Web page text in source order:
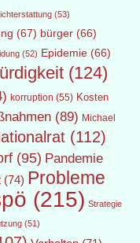
(53)
(67) bürger (66)
(52) Epidemie (66)
(124)
korruption (55) Kosten
(89) Michael
(112)
(95) Pandemie
(74) Probleme
(215) Strategie
(51)